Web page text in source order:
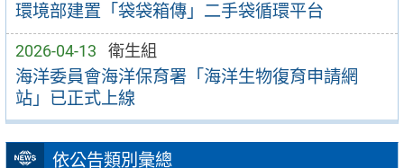
環境部建置「袋袋箱傳」二手袋循環平台
2026-04-13 衛生組
海洋委員會海洋保育署「海洋生物復育申請網
站」已正式上線
依公告類別彙總